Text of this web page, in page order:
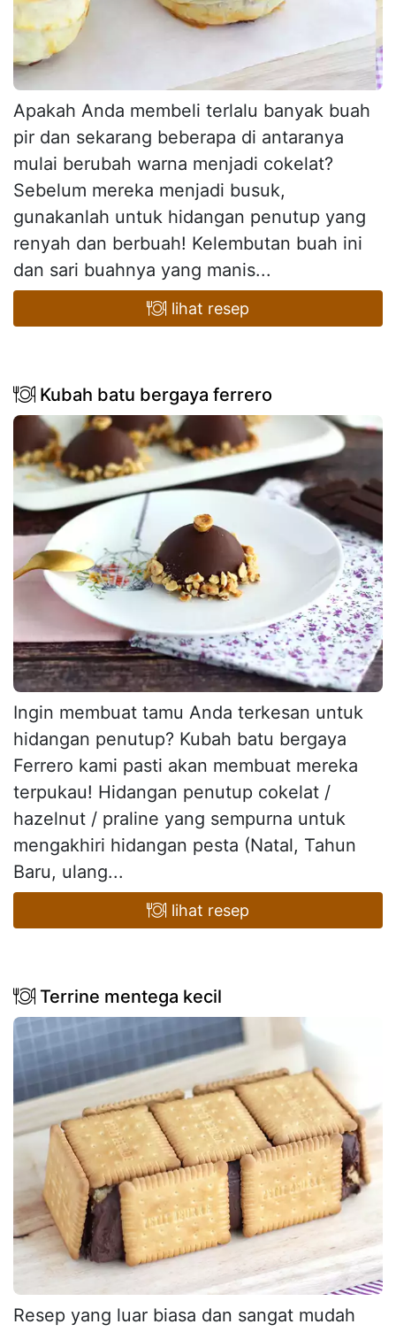
Apakah Anda membeli terlalu banyak buah
pir dan sekarang beberapa di antaranya
mulai berubah warna menjadi cokelat?
Sebelum mereka menjadi busuk,
gunakanlah untuk hidangan penutup yang
renyah dan berbuah! Kelembutan buah ini
dan sari buahnya yang manis...
lihat resep
Kubah batu bergaya ferrero
Ingin membuat tamu Anda terkesan untuk
hidangan penutup? Kubah batu bergaya
Ferrero kami pasti akan membuat mereka
terpukau! Hidangan penutup cokelat /
hazelnut / praline yang sempurna untuk
mengakhiri hidangan pesta (Natal, Tahun
Baru, ulang...
lihat resep
Terrine mentega kecil
Resep yang luar biasa dan sangat mudah